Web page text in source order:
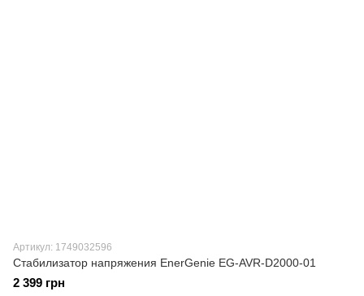
Артикул: 1749032596
Стабилизатор напряжения EnerGenie EG-AVR-D2000-01
2 399 грн